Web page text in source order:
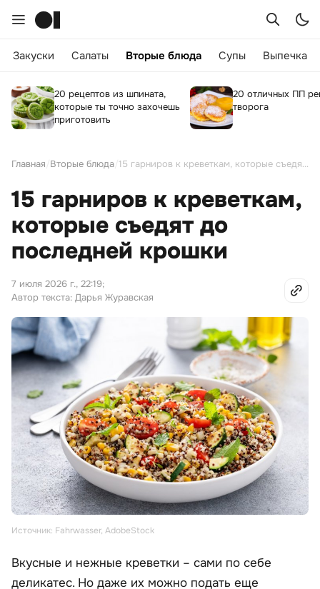
Закуски Салаты Вторые блюда Супы Выпечка
20 рецептов из шпината,
которые ты точно захочешь
приготовить
20 отличных ПП
творога
Главная Вторые блюда 15 гарниров к креветкам, которые съедят до последней крошки
15 гарниров к креветкам,
которые съедят до
последней крошки
7 июля 2026 г., 22:19;
Автор текста: Дарья Журавская
Источник: Fahrwasser, AdobeStock
Вкусные и нежные креветки – сами по себе
деликатес. Но даже их можно подать еще